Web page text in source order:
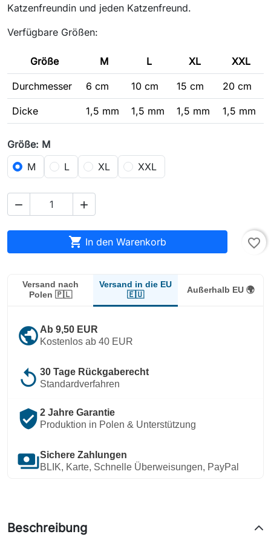
Katzenfreundin und jeden Katzenfreund.
Verfügbare Größen:
Größe M L XL XXL
Durchmesser 6 cm 10 cm 15 cm 20 cm
Dicke 1,5 mm 1,5 mm 1,5 mm 1,5 mm
Größe: M
M
L XL XXL
 
 In den Warenkorb favorite_border
Versand nach
Polen 🇵🇱
Versand in die EU
🇪🇺
Außerhalb EU 🌍
public Ab 9,50 EUR
Kostenlos ab 40 EUR
replay 30 Tage Rückgaberecht
Standardverfahren
verified_user 2 Jahre Garantie
Produktion in Polen & Unterstützung
paymentsSichere Zahlungen
BLIK, Karte, Schnelle Überweisungen, PayPal
Beschreibung